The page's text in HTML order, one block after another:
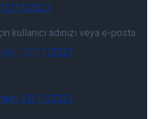
08/2026
07/08/2026
08/2026
kullanıcı adınızı veya e-posta